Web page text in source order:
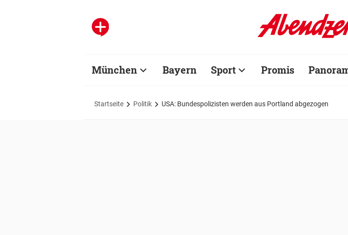
München Bayern Sport Promis
Startseite Politik USA: Bundespolizisten werden aus Portland abgezogen